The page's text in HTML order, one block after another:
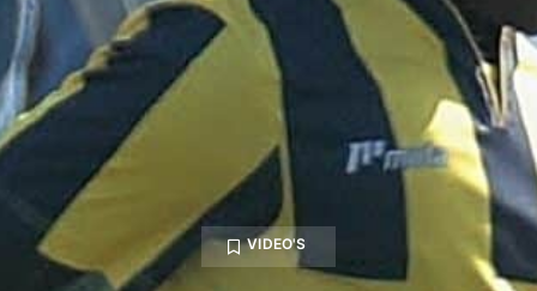
VIDEO'S